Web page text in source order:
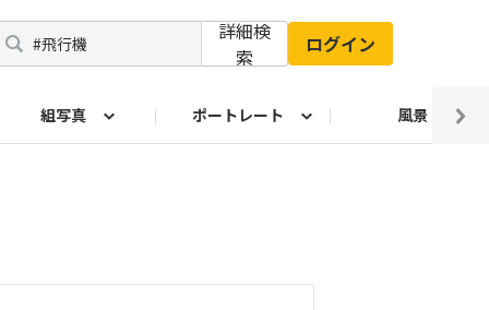
詳細検
索
ログイン
組写真 ポートレート 風景